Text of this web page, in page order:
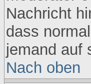
Nachricht
dass
jemand auf
Nach oben